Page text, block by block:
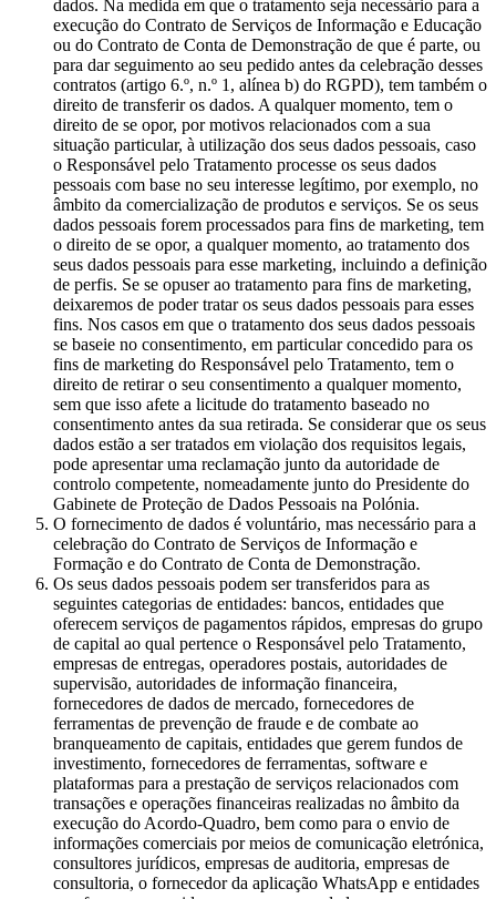
dados. Na medida em que o tratamento seja necessário para a
execução do Contrato de Serviços de Informação e Educação
ou do Contrato de Conta de Demonstração de que é parte, ou
para dar seguimento ao seu pedido antes da celebração desses
contratos (artigo 6.º, n.º 1, alínea b) do RGPD), tem também o
direito de transferir os dados. A qualquer momento, tem o
direito de se opor, por motivos relacionados com a sua
situação particular, à utilização dos seus dados pessoais, caso
o Responsável pelo Tratamento processe os seus dados
pessoais com base no seu interesse legítimo, por exemplo, no
âmbito da comercialização de produtos e serviços. Se os seus
dados pessoais forem processados para fins de marketing, tem
o direito de se opor, a qualquer momento, ao tratamento dos
seus dados pessoais para esse marketing, incluindo a definição
de perfis. Se se opuser ao tratamento para fins de marketing,
deixaremos de poder tratar os seus dados pessoais para esses
fins. Nos casos em que o tratamento dos seus dados pessoais
se baseie no consentimento, em particular concedido para os
fins de marketing do Responsável pelo Tratamento, tem o
direito de retirar o seu consentimento a qualquer momento,
sem que isso afete a licitude do tratamento baseado no
consentimento antes da sua retirada. Se considerar que os seus
dados estão a ser tratados em violação dos requisitos legais,
pode apresentar uma reclamação junto da autoridade de
controlo competente, nomeadamente junto do Presidente do
Gabinete de Proteção de Dados Pessoais na Polónia.
O fornecimento de dados é voluntário, mas necessário para a
celebração do Contrato de Serviços de Informação e
Formação e do Contrato de Conta de Demonstração.
Os seus dados pessoais podem ser transferidos para as
seguintes categorias de entidades: bancos, entidades que
oferecem serviços de pagamentos rápidos, empresas do grupo
de capital ao qual pertence o Responsável pelo Tratamento,
empresas de entregas, operadores postais, autoridades de
supervisão, autoridades de informação financeira,
fornecedores de dados de mercado, fornecedores de
ferramentas de prevenção de fraude e de combate ao
branqueamento de capitais, entidades que gerem fundos de
investimento, fornecedores de ferramentas, software e
plataformas para a prestação de serviços relacionados com
transações e operações financeiras realizadas no âmbito da
execução do Acordo-Quadro, bem como para o envio de
informações comerciais por meios de comunicação eletrónica,
consultores jurídicos, empresas de auditoria, empresas de
consultoria, o fornecedor da aplicação WhatsApp e entidades